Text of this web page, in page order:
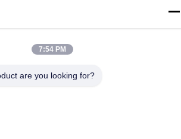
Changzhou Junhe Technology Stock
7:54 PM
are you looking for?